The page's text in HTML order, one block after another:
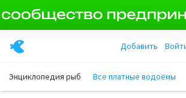
Добавить
Энциклопедия рыб Все платные водоёмы